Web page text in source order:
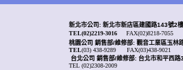
新北市公司: 新北市新店區建國路143號2樓
TEL(02)2219-3016 FAX(02)8218-7055
桃園公司 銷售部/維修部: 觀音工業區玉林
TEL(03) 438-9289
FAX(03)438-9021
台北公司 銷售部/維修部: 台北市和平西路
TEL (02)2308-2009